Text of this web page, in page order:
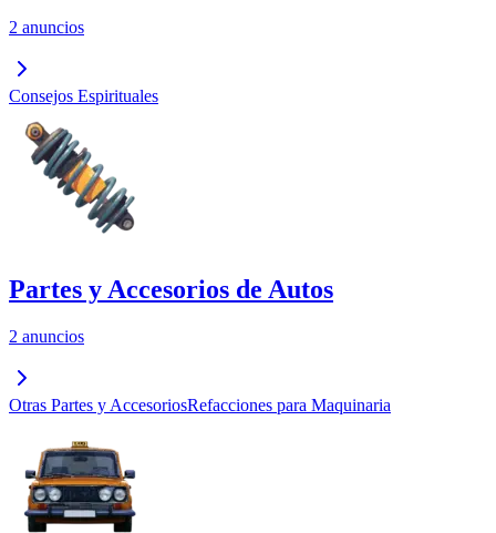
2 anuncios
Consejos Espirituales
Partes y Accesorios de Autos
2 anuncios
Otras Partes y AccesoriosRefacciones para Maquinaria